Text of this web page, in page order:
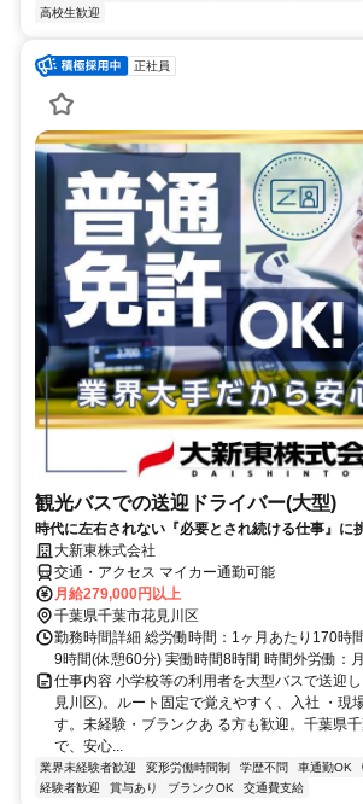
高校生歓迎
正社員
観光バスでの送迎ドライバー(大型)
時代に左右されない『必要とされ続ける仕事』に
大新東株式会社
交通・アクセス マイカー通勤可能
月給279,000円以上
千葉県千葉市花見川区
勤務時間詳細 総労働時間：1ヶ月あたり170時
9時間(休憩60分) 実働時間8時間 時間外労働：
仕事内容 小学校等の利用者を大型バスで送迎
見川区)。ルート固定で覚えやすく、入社 ・現
す。未経験・ブランクあ る方も歓迎。千葉県
で、安心...
業界未経験者歓迎 変形労働時間制 学歴不問 車通勤OK
経験者歓迎
賞与あり ブランクOK 交通費支給